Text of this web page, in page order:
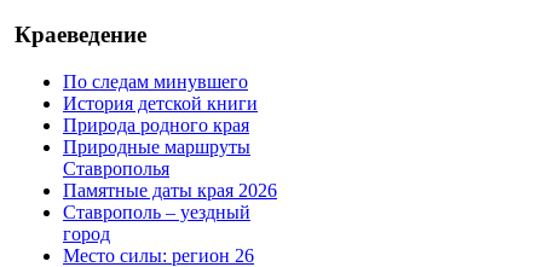
Краеведение
По следам минувшего
История детской книги
Природа родного края
Природные маршруты
Ставрополья
Памятные даты края 2026
Ставрополь – уездный
город
Место силы: регион 26